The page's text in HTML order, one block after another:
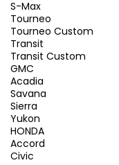
S-Max
Tourneo
Tourneo Custom
Transit
Transit Custom
GMC
Acadia
Savana
Sierra
Yukon
HONDA
Accord
Civic